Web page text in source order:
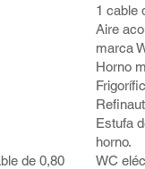
de 0,80
1 cable
Aire
marca
Horno
Estufa
horno.
WC